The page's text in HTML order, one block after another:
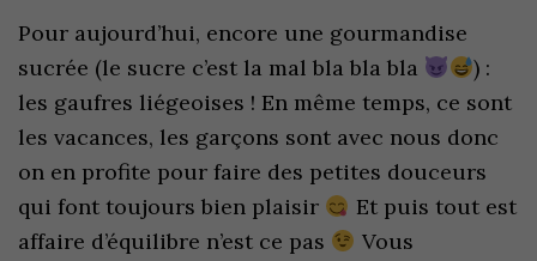
Pour aujourd’hui, encore une gourmandise
sucrée (le sucre c’est la mal bla bla bla
) :
les gaufres liégeoises ! En même temps, ce sont
les vacances, les garçons sont avec nous donc
on en profite pour faire des petites douceurs
qui font toujours bien plaisir
Et puis tout est
affaire d’équilibre n’est ce pas
Vous